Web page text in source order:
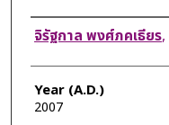
Author
จิรัฐกาล พงศ์ภคเธียร,
Year (A.D.)
2007